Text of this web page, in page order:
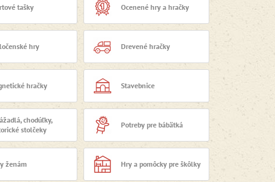
tašky Ocenené hry a hračky
hry Drevené hračky
hračky Stavebnice
chodúľky,
stolčeky
Potreby pre bábätká
ženám Hry a pomôcky pre škôlky